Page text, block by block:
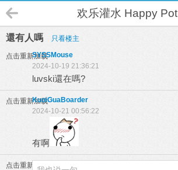
欢乐灌水 Happy Pot
還有人嗎 只看楼主
点击重新加载SYSSMouse
2024-10-19 21:36:21
luvski還在嗎?
点击重新加载KuoiGuaBoarder
2024-10-21 00:56:22
有啊
点击重新加载